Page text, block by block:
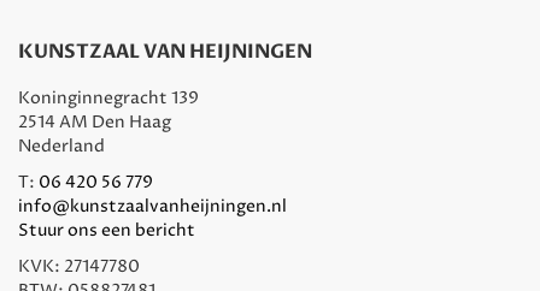
KUNSTZAAL VAN HEIJNINGEN
Koninginnegracht 139
2514 AM Den Haag
Nederland
T: 06 420 56 779
info@kunstzaalvanheijningen.nl
Stuur ons een bericht
KVK: 27147780